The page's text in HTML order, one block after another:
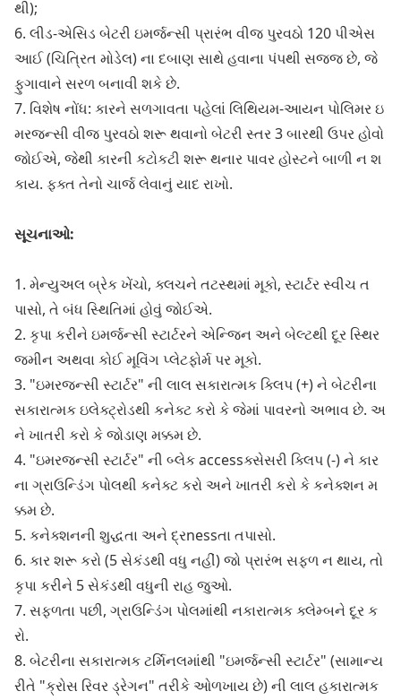
થી);
6. લીડ-એસિડ બેટરી ઇમર્જન્સી પ્રારંભ વીજ પુરવઠો 120 પીએસ
આઈ (ચિત્રિત મોડેલ) ના દબાણ સાથે હવાના પંપથી સજ્જ છે, જે
ફુગાવાને સરળ બનાવી શકે છે.
7. વિશેષ નોંધ: કારને સળગાવતા પહેલાં લિથિયમ-આયન પોલિમર ઇ
મરજન્સી વીજ પુરવઠો શરૂ થવાનો બેટરી સ્તર 3 બારથી ઉપર હોવો
જોઈએ, જેથી કારની કટોકટી શરૂ થનાર પાવર હોસ્ટને બાળી ન શ
કાય. ફક્ત તેનો ચાર્જ લેવાનું યાદ રાખો.
સૂચનાઓ:
1. મેન્યુઅલ બ્રેક ખેંચો, ક્લચને તટસ્થમાં મૂકો, સ્ટાર્ટર સ્વીચ ત
પાસો, તે બંધ સ્થિતિમાં હોવું જોઈએ.
2. કૃપા કરીને ઇમર્જન્સી સ્ટાર્ટરને એન્જિન અને બેલ્ટથી દૂર સ્થિર
જમીન અથવા કોઈ મૂવિંગ પ્લેટફોર્મ પર મૂકો.
3. "ઇમરજન્સી સ્ટાર્ટર" ની લાલ સકારાત્મક ક્લિપ (+) ને બેટરીના
સકારાત્મક ઇલેક્ટ્રોડથી કનેક્ટ કરો કે જેમાં પાવરનો અભાવ છે. અ
ને ખાતરી કરો કે જોડાણ મક્કમ છે.
4. "ઇમરજન્સી સ્ટાર્ટર" ની બ્લેક accessક્સેસરી ક્લિપ (-) ને કાર
ના ગ્રાઉન્ડિંગ પોલથી કનેક્ટ કરો અને ખાતરી કરો કે કનેક્શન મ
ક્કમ છે.
5. કનેક્શનની શુદ્ધતા અને દ્રnessતા તપાસો.
6. કાર શરૂ કરો (5 સેકંડથી વધુ નહીં) જો પ્રારંભ સફળ ન થાય, તો
કૃપા કરીને 5 સેકંડથી વધુની રાહ જુઓ.
7. સફળતા પછી, ગ્રાઉન્ડિંગ પોલમાંથી નકારાત્મક ક્લેમ્બને દૂર ક
રો.
8. બેટરીના સકારાત્મક ટર્મિનલમાંથી "ઇમર્જન્સી સ્ટાર્ટર" (સામાન્ય
રીતે "ક્રોસ રિવર ડ્રેગન" તરીકે ઓળખાય છે) ની લાલ હકારાત્મક